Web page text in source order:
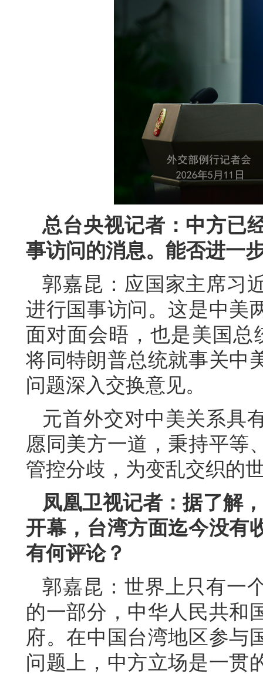
总台央视记者：中方已
事访问的消息。能否进一
郭嘉昆：应国家主席习
进行国事访问。这是中美
面对面会晤，也是美国总
将同特朗普总统就事关中
问题深入交换意见。
元首外交对中美关系具
愿同美方一道，秉持平等
管控分歧，为变乱交织的
凤凰卫视记者：据了解
开幕，台湾方面迄今没有
有何评论？
郭嘉昆：世界上只有一
的一部分，中华人民共和
府。在中国台湾地区参与
问题上，中方立场是一贯